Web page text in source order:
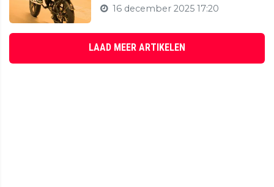
16 december 2025 17:20
LAAD MEER ARTIKELEN